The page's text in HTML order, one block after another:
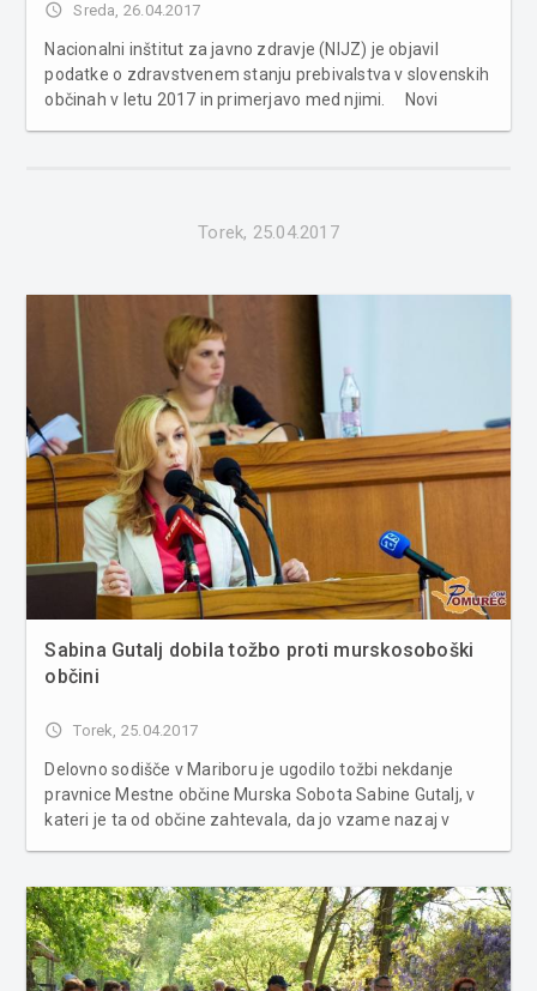
access_time Sreda, 26.04.2017
Nacionalni inštitut za javno zdravje (NIJZ) je objavil
podatke o zdravstvenem stanju prebivalstva v slovenskih
občinah v letu 2017 in primerjavo med njimi. Novi
Torek, 25.04.2017
Sabina Gutalj dobila tožbo proti murskosoboški
občini
access_time Torek, 25.04.2017
Delovno sodišče v Mariboru je ugodilo tožbi nekdanje
pravnice Mestne občine Murska Sobota Sabine Gutalj, v
kateri je ta od občine zahtevala, da jo vzame nazaj v
ali ne. April...